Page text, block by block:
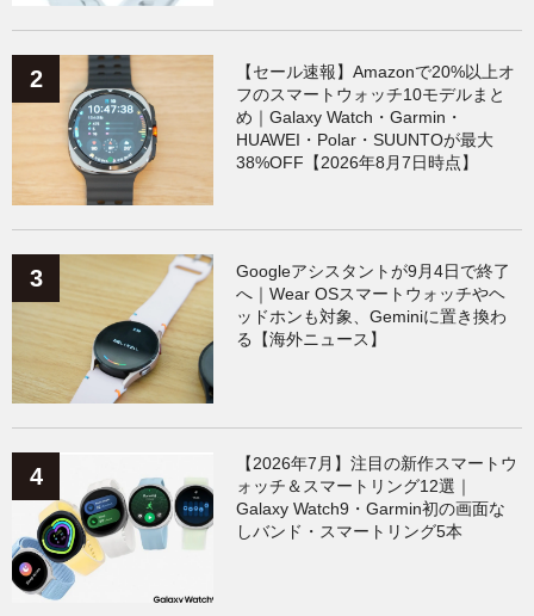
【セール速報】Amazonで20%以上オ
フのスマートウォッチ10モデルまと
め｜Galaxy Watch・Garmin・
HUAWEI・Polar・SUUNTOが最大
38%OFF【2026年8月7日時点】
Googleアシスタントが9月4日で終了
へ｜Wear OSスマートウォッチやヘ
ッドホンも対象、Geminiに置き換わ
る【海外ニュース】
【2026年7月】注目の新作スマートウ
ォッチ＆スマートリング12選｜
Galaxy Watch9・Garmin初の画面な
しバンド・スマートリング5本